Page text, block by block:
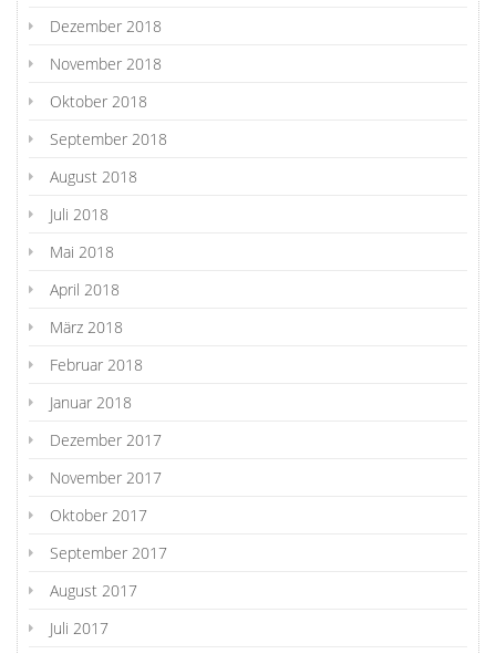
Dezember 2018
November 2018
Oktober 2018
September 2018
August 2018
Juli 2018
Mai 2018
April 2018
März 2018
Februar 2018
Januar 2018
Dezember 2017
November 2017
Oktober 2017
September 2017
August 2017
Juli 2017